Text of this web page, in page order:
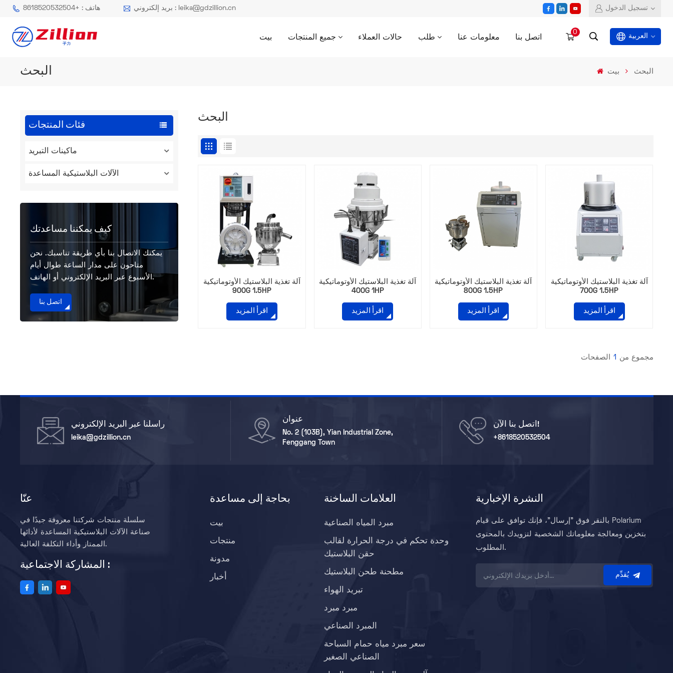
هاتف : +8618520532504 بريد إلكتروني : leika@gdzillion.cn تسجيل الدخول
بيت جميع المنتجات حالات العملاء طلب معلومات عنا اتصل بنا 0
العربية
البحث بيت البحث
فئات المنتجات
ماكينات التبريد
الآلات البلاستيكية المساعدة
كيف يمكننا مساعدتك
يمكنك الاتصال بنا بأي طريقة تناسبك. نحن
متاحون على مدار الساعة طوال أيام
الأسبوع عبر البريد الإلكتروني أو الهاتف.
اتصل بنا
البحث
آلة تغذية البلاستيك الأوتوماتيكية
900G 1.5HP
اقرأ المزيد
آلة تغذية البلاستيك الأوتوماتيكية
400G 1HP
اقرأ المزيد
آلة تغذية البلاستيك الأوتوماتيكية
800G 1.5HP
اقرأ المزيد
آلة تغذية البلاستيك الأوتوماتيكية
700G 1.5HP
اقرأ المزيد
مجموع من 1 الصفحات
راسلنا عبر البريد الإلكتروني
leika@gdzillion.cn
عنوان
No. 2 (103B), Yian Industrial Zone,
Fenggang Town
اتصل بنا الآن!
+8618520532504
عنّا
سلسلة منتجات شركتنا معروفة جيدًا في
صناعة الآلات البلاستيكية المساعدة لأدائها
الممتاز وأداء التكلفة العالية.
المشاركة الاجتماعية :
بحاجة إلى مساعدة
بيت
منتجات
مدونة
أخبار
العلامات الساخنة
مبرد المياه الصناعية
وحدة تحكم في درجة الحرارة لقالب
حقن البلاستيك
مطحنة طحن البلاستيك
تبريد الهواء
مبرد مبرد
المبرد الصناعي
سعر مبرد مياه حمام السباحة
الصناعي الصغير
النشرة الإخبارية
بالنقر فوق "إرسال"، فإنك توافق على قيام Polarium
بتخزين ومعالجة معلوماتك الشخصية لتزويدك بالمحتوى
المطلوب.
يُقدِّم